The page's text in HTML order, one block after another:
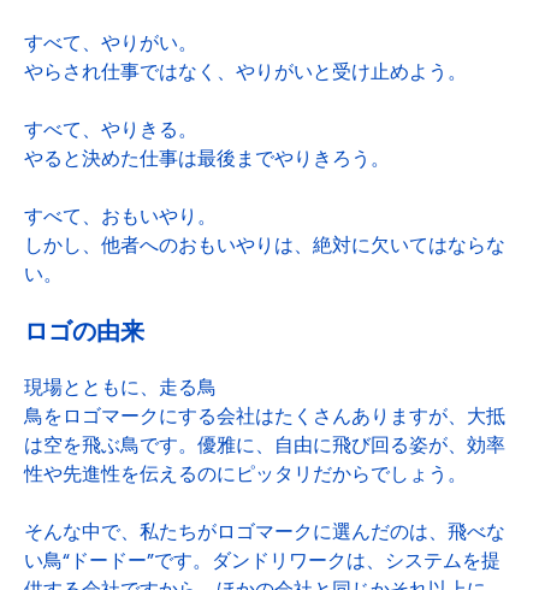
すべて、やりがい。
やらされ仕事ではなく、やりがいと受け止めよう。
すべて、やりきる。
やると決めた仕事は最後までやりきろう。
すべて、おもいやり。
しかし、他者へのおもいやりは、絶対に欠いてはならな
い。
ロゴの由来
現場とともに、走る鳥
鳥をロゴマークにする会社はたくさんありますが、大抵
は空を飛ぶ鳥です。優雅に、自由に飛び回る姿が、効率
性や先進性を伝えるのにピッタリだからでしょう。
そんな中で、私たちがロゴマークに選んだのは、飛べな
い鳥“ドードー”です。ダンドリワークは、システムを提